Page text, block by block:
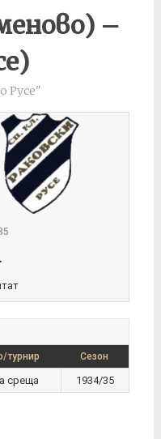
–
Русе"
турнир Сезон
среща 1934/35